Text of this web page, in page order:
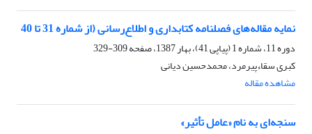
نمایه مقاله‌های فصلنامه کتابداری و اطلاع‌رسانی (از شماره 31 تا 40
دوره 11، شماره 1 (پیاپی 41)، بهار 1387، صفحه
309-329
کبری سقاءپیرمرد، محمدحسین دیانی
مشاهده مقاله
سنجه‌ای به نام «عامل تأثیر»